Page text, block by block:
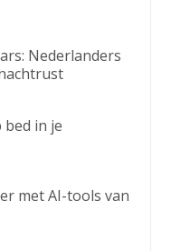
Nederlanders
in je
met AI-tools van